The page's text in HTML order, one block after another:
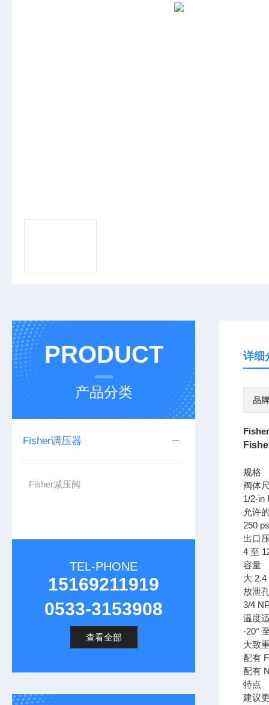
PRODUCT
产品分类
Fisher调压器
Fisher减压阀
TEL-PHONE
15169211919
0533-3153908
查看全部
详细
品牌
规格
阀体
1/2-in
允许
250
出口
4 至
容量
大
放泄
3/4
温度
-20°
大致
配有
配有
特点
建议